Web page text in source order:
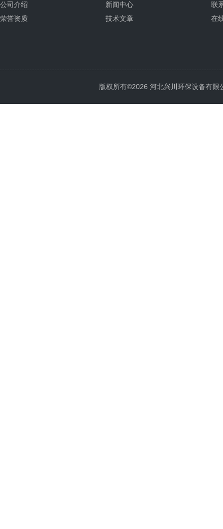
公司介绍
荣誉资质
新闻中心
技术文章
联
在
版权所有©2026 河北兴川环保设备有